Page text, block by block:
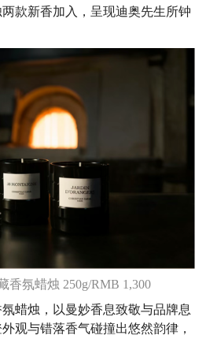
款新香加入，呈现迪奥先生所钟
香氛蜡烛 250g/RMB 1,300
蜡烛，以曼妙香息致敬与品牌息
观与错落香气碰撞出悠然韵律，